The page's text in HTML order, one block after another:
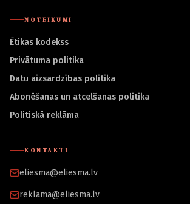
NOTEIKUMI
Ētikas kodekss
Privātuma politika
Datu aizsardzības politika
Abonēšanas un atcelšanas politika
Politiskā reklāma
KONTAKTI
eliesma@eliesma.lv
reklama@eliesma.lv